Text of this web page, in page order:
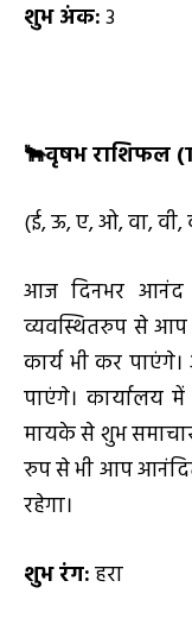
शुभ अंक:3
🐂वृषभ राशिफल (
(ई, ऊ, ए, ओ, वा, वी,
आज दिनभर आनंद
व्यवस्थितरुप से
कार्य भी कर
पाएंगे। कार्यालय
मायके से शुभ
रुप से भी आप
रहेगा।
शुभ रंग:हरा